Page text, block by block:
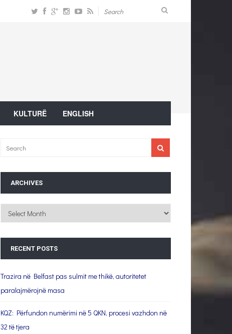
KULTURË ENGLISH
ARCHIVES
Archives
RECENT POSTS
Trazira në Belfast pas sulmit me thikë, autoritetet
paralajmërojnë masa
KQZ: Përfundon numërimi në 5 QKN, procesi vazhdon në
32 të tjera